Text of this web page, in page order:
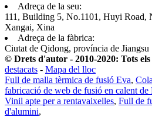
Adreça de la seu:
111, Building 5, No.1101, Huyi Road,
Xangai, Xina
Adreça de la fàbrica:
Ciutat de Qidong, província de Jiangsu
© Drets d'autor - 2010-2020: Tots
destacats - Mapa del lloc
Full de malla tèrmica de fusió Eva,
fabricació de web de fusió en calent de
Vinil apte per a rentavaixelles, Full de
d'alumini,